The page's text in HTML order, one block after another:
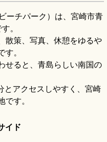
ビーチパーク）は、宮崎市青
。
散策、写真、休憩をゆるや
。
せると、青島らしい南国の
とアクセスしやすく、宮崎
す。
イド